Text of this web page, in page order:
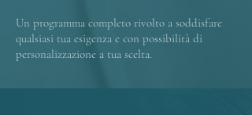
Un programma completo rivolto a soddisfare
qualsiasi tua esigenza e con possibilità di
personalizzazione a tua scelta.